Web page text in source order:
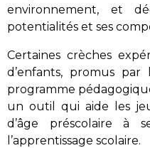
environnement, et
potentialités et ses
Certaines crèches
d’enfants, promus
programme
un outil qui aide les
d’âge préscolaire à
l’apprentissage scolaire.